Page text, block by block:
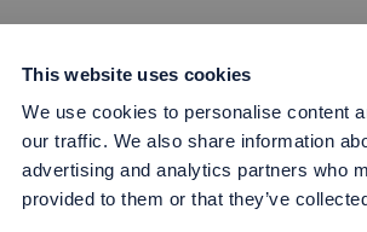
This website uses cookies
We use cookies to personalise content
our traffic. We also share information
advertising and analytics partners who
provided to them or that they’ve